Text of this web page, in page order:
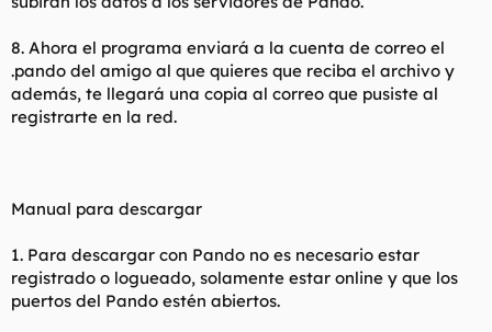
8. Ahora el programa enviará a la cuenta de correo el
.pando del amigo al que quieres que reciba el archivo y
además, te llegará una copia al correo que pusiste al
registrarte en la red.
Manual para descargar
1. Para descargar con Pando no es necesario estar
registrado o logueado, solamente estar online y que los
puertos del Pando estén abiertos.